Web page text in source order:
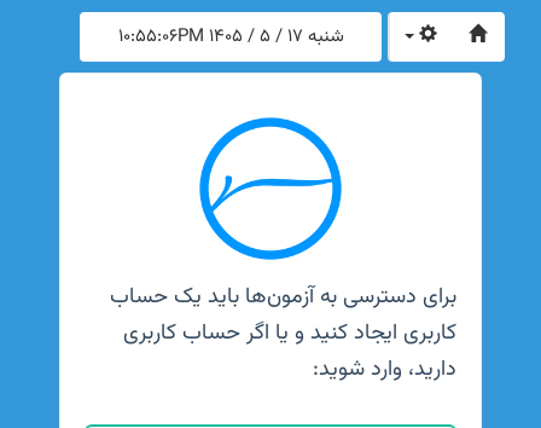
شنبه 17 / 5 / 1405 10:55:06PM
برای دسترسی به آزمون‌ها باید یک حساب
کاربری ایجاد کنید و یا اگر حساب کاربری
دارید، وارد شوید: